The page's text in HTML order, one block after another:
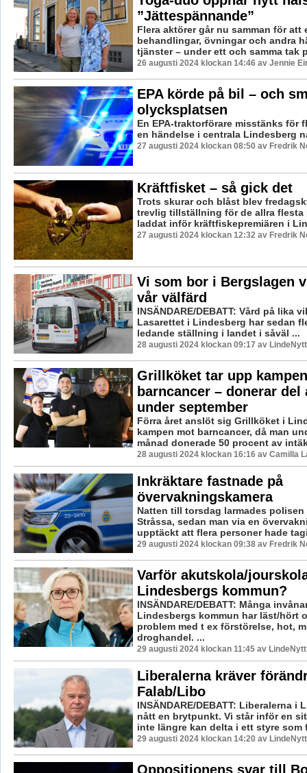
”Jättespännande”
Flera aktörer går nu samman för att
behandlingar, övningar och andra
tjänster – under ett och samma tak
26 augusti 2024 klockan 14:46 av Jennie
EPA körde på bil – och
olycksplatsen
En EPA-traktorförare misstänks för
en händelse i centrala Lindesberg
27 augusti 2024 klockan 08:50 av Fredrik
Kräftfisket – så gick det
Trots skurar och blåst blev
trevlig tillställning för de allra flesta
laddat inför kräftfiskepremiären i
27 augusti 2024 klockan 12:32 av Fredrik
Vi som bor i Bergslagen
vår välfärd
INSÄNDARE/DEBATT: Vård på lika
Lasarettet i Lindesberg har sedan
ledande ställning i landet i såväl ...
28 augusti 2024 klockan 09:17 av
Grillköket tar upp
barncancer – donerar del
under september
Förra året anslöt sig Grillköket i
kampen mot barncancer, då man
månad donerade 50 procent av
28 augusti 2024 klockan 16:16 av Camilla
Inkräktare fastnade på
övervakningskamera
Natten till torsdag larmades
Stråssa, sedan man via en
upptäckt att flera personer hade
29 augusti 2024 klockan 09:38 av Fredrik
Varför akutskola/
Lindesbergs kommun?
INSÄNDARE/DEBATT: Många
Lindesbergs kommun har läst/hört
problem med t ex förstörelse, hot,
droghandel. ...
29 augusti 2024 klockan 11:45 av
Liberalerna kräver
Falab/Libo
INSÄNDARE/DEBATT: Liberalerna i
nått en brytpunkt. Vi står inför en
inte längre kan delta i ett styre som
29 augusti 2024 klockan 14:20 av
Oppositionens svar till